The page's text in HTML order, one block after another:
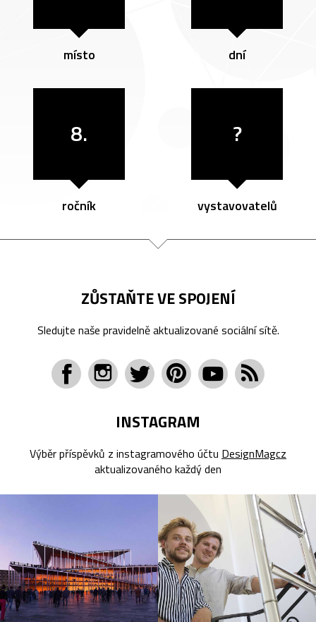
místo dní
8.
ročník
?
vystavovatelů
ZŮSTAŇTE VE SPOJENÍ
Sledujte naše pravidelně aktualizované sociální sítě.
INSTAGRAM
Výběr příspěvků z instagramového účtu DesignMagcz
aktualizovaného každý den